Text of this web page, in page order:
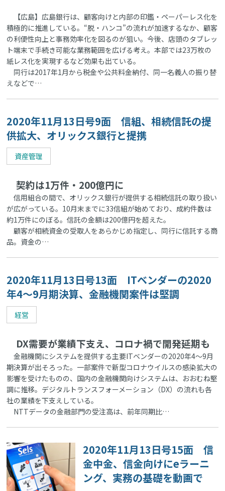
【広島】広島銀行は、顧客向けと内部の印鑑・ペーパーレス化を
積極的に推進している。“脱・ハンコ”の流れが加速するなか、顧客
の利便性向上と事務効率化を図るのが狙い。今後、店頭のタブレッ
ト端末で手続き可能な業務範囲を広げる考え。本部では23万枚の
紙レス化を実現するなど効果も出ている。
同行は2017年1月から税金や公共料金納付、同一名義人の振り替
えなどで…
2020年11月13日号9面 信組、相続信託の提
供拡大、オリックス銀行と提携
資産管理
契約は1万件・200億円に
信用組合の間で、オリックス銀行が提供する相続信託の取り扱い
が広がっている。10月末までに33信組が始めており、成約件数は
約1万件にのぼる。信託の金額は200億円を超えた。
顧客が相続資金の受取人をあらかじめ指定し、同行に信託する商
品。資金の…
2020年11月13日号13面 ITベンダーの2020
年4～9月期決算、金融機関案件は堅調
経営
DX需要が業績下支え、コロナ禍で開発延期も
金融機関にシステムを提供する主要ITベンダーの2020年4～9月
期決算が出そろった。一部案件で新型コロナウイルスの感染拡大の
影響を受けたものの、国内の金融機関向けシステムは、おおむね堅
調に推移。デジタルトランスフォーメーション（DX）の流れも各
社の業績を下支えしている。
NTTデータの金融部門の受注高は、前年同期比…
2020年11月13日号15面 信
金中金、信金向けにeラーニ
ング、実務の基礎を動画で